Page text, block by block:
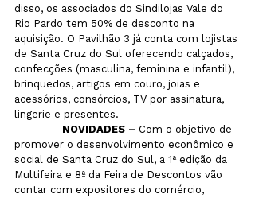
disso, os associados do Sindilojas Vale do
Rio Pardo tem 50% de desconto na
aquisição. O Pavilhão 3 já conta com lojistas
de Santa Cruz do Sul oferecendo calçados,
confecções (masculina, feminina e infantil),
brinquedos, artigos em couro, joias e
acessórios, consórcios, TV por assinatura,
lingerie e presentes.
NOVIDADES – Com o objetivo de
promover o desenvolvimento econômico e
social de Santa Cruz do Sul, a 1ª edição da
Multifeira e 8ª da Feira de Descontos vão
contar com expositores do comércio,